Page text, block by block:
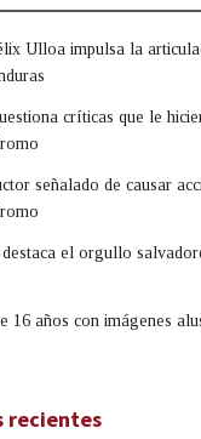
Ulloa impulsa la
críticas que le
señalado de causar
el orgullo
16 años con imágenes
recientes